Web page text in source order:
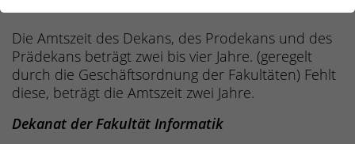
Die Amtszeit des Dekans, des Prodekans und des
Prädekans beträgt zwei bis vier Jahre. (geregelt
durch die Geschäftsordnung der Fakultäten) Fehlt
diese, beträgt die Amtszeit zwei Jahre.
Dekanat der Fakultät Informatik